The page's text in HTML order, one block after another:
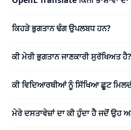
ਕਿਹੜੇ ਭੁਗਤਾਨ ਢੰਗ ਉਪਲਬਧ ਹਨ?
ਕੀ ਮੇਰੀ ਭੁਗਤਾਨ ਜਾਣਕਾਰੀ ਸੁਰੱਖਿਅਤ ਹੈ?
ਕੀ ਵਿਦਿਆਰਥੀਆਂ ਨੂੰ ਸਿੱਖਿਆ ਛੂਟ
ਮੇਰੇ ਦਸਤਾਵੇਜ਼ਾਂ ਦਾ ਕੀ ਹੁੰਦਾ ਹੈ ਜਦੋਂ ਉਹ